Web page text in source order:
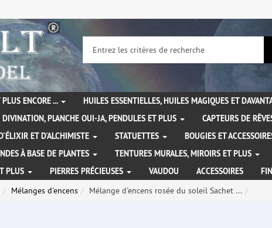
ENCORE ... HUILES ESSENTIELLES, HUILES MAGIQUES ET
DIVINATION, PLANCHE OUI-JA, PENDULES ET PLUS
CAPTEURS DE
ET D'ALCHIMISTE STATUETTES
BOUGIES ET
À BASE DE PLANTES TENTURES MURALES, MIROIRS ET PLUS
PLUS PIERRES PRÉCIEUSES VAUDOU ACCESSOIRES
Mélanges d'encens Mélange d'encens rosée du soleil Sachet ...